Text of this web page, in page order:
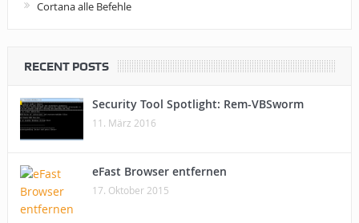
Cortana alle Befehle
RECENT POSTS
Security Tool Spotlight: Rem-VBSworm
11. März 2016
eFast Browser entfernen
17. Oktober 2015